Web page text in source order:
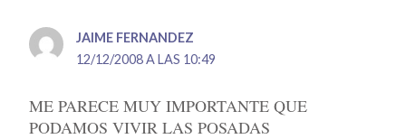
JAIME FERNANDEZ
12/12/2008 A LAS 10:49
ME PARECE MUY IMPORTANTE QUE
PODAMOS VIVIR LAS POSADAS